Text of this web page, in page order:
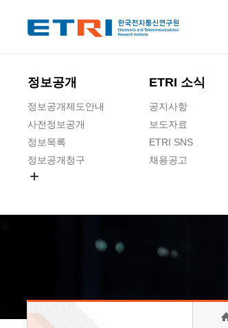
정보공개
정보공개제도안내
사전정보공개
정보목록
정보공개청구
ETRI 소식
공지사항
보도자료
ETRI SNS
채용공고